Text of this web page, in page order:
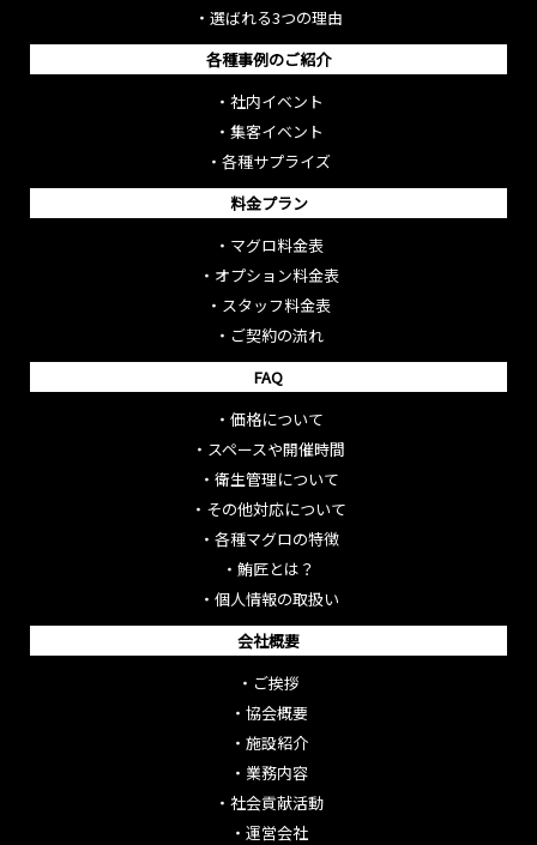
・ 選ばれる3つの理由
各種事例のご紹介
・ 社内イベント
・ 集客イベント
・ 各種サプライズ
料金プラン
・ マグロ料金表
・ オプション料金表
・ スタッフ料金表
・ ご契約の流れ
FAQ
・ 価格について
・ スペースや開催時間
・ 衛生管理について
・ その他対応について
・ 各種マグロの特徴
・ 鮪匠とは？
・ 個人情報の取扱い
会社概要
・ ご挨拶
・ 協会概要
・ 施設紹介
・ 業務内容
・ 社会貢献活動
・ 運営会社